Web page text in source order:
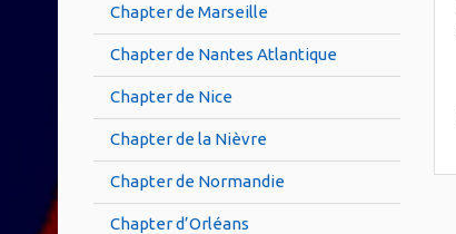
Chapter de Marseille
Chapter de Nantes Atlantique
Chapter de Nice
Chapter de la Nièvre
Chapter de Normandie
Chapter d’Orléans